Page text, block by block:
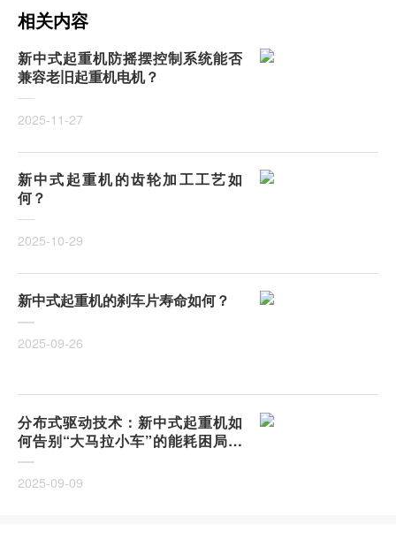
相关内容
新中式起重机防摇摆控制系统能否
兼容老旧起重机电机？
2025-11-27
新中式起重机的齿轮加工工艺如
何？
2025-10-29
新中式起重机的刹车片寿命如何？
2025-09-26
分布式驱动技术：新中式起重机如
何告别“大马拉小车”的能耗困局？
集中驱动vs分布式驱动，哪一种更
适合中小型制造车间？
2025-09-09